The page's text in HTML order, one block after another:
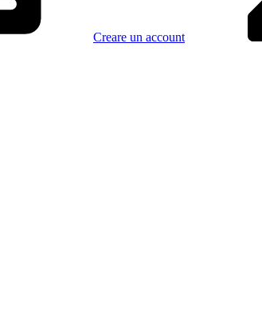
Creare un account